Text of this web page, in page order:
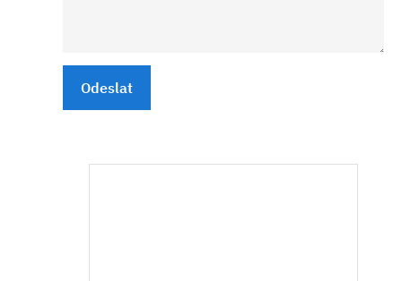
Odeslat